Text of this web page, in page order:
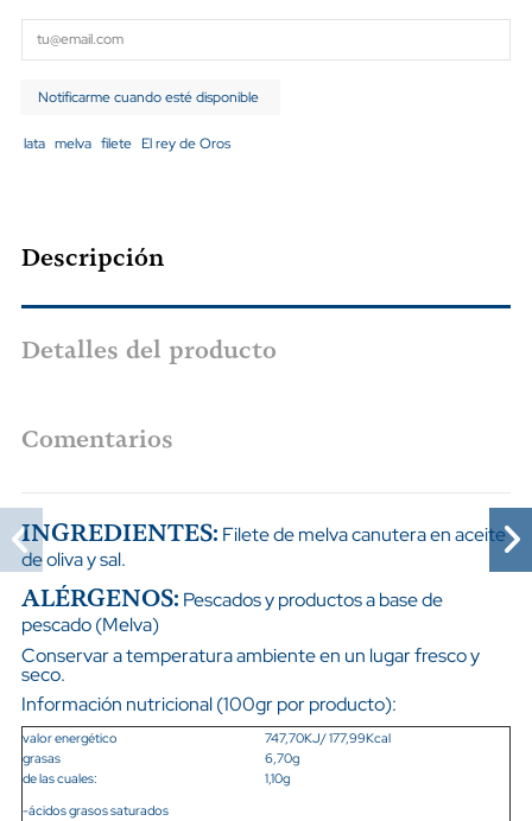
lata melva filete El rey de Oros
Descripción
Detalles del producto
Comentarios
INGREDIENTES: Filete de melva canutera en aceite
de oliva y sal.
ALÉRGENOS: Pescados y productos a base de
pescado (Melva)
Conservar a temperatura ambiente en un lugar fresco y
seco.
Información nutricional (100gr por producto):
valor energético
747,70KJ/ 177,99Kcal
grasas
6,70g
de las cuales:
-ácidos grasos saturados
1,10g